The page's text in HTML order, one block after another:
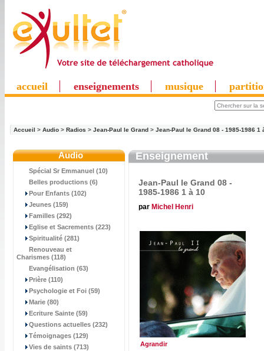
accueil enseignements musique
Accueil > Audio > Radios > Jean-Paul le Grand > Jean-Paul le Grand 08 - 1985-1986 1
Audio
Spécial Sr Emmanuel (10)
Belles productions (6)
Pour Enfants (102)
Jeunes (159)
Familles (292)
Eglise et Sacrements (223)
Spiritualité (281)
Renouveau et
Charismes (118)
Evangélisation (63)
Prière (110)
Psychologie et Foi (59)
Marie (80)
Ecriture Sainte (59)
Questions actuelles (232)
Témoignages (129)
Vies de saints (713)
Enseignement
Jean-Paul le Grand 08 -
1985-1986 1 à 10
par Michel Henri
Agrandir